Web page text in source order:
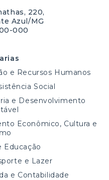
220,
Azul/MG
000
e Recursos Humanos
Social
e Desenvolvimento
Econômico, Cultura e
Educação
e Lazer
e Contabilidade